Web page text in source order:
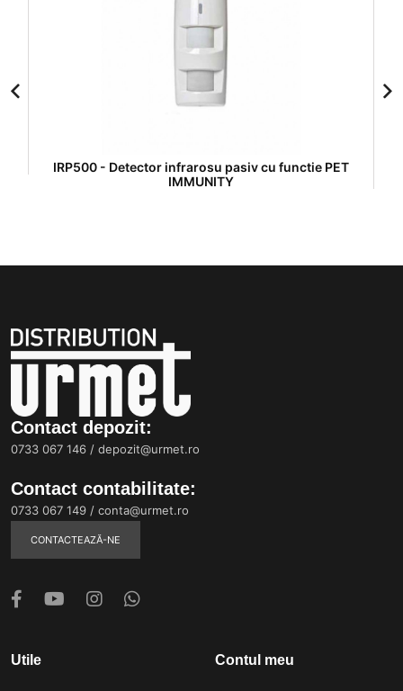
IRP500 - Detector infrarosu pasiv cu functie PET
IMMUNITY
Contact depozit:
0733 067 146 / depozit@urmet.ro
Contact contabilitate:
0733 067 149 / conta@urmet.ro
CONTACTEAZĂ-NE
Utile Contul meu